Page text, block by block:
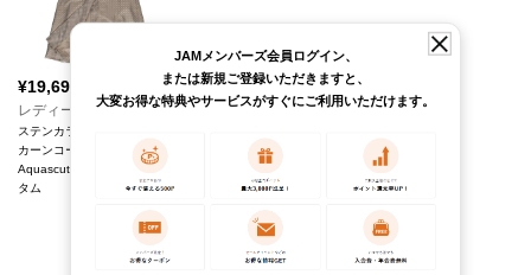
¥19,690
レディースS
ステンカラーコート バルマ
カーンコート
Aquascutum/アクアスキュー
タム
/25
JAMメンバーズ会員ログイン、
または新規ご登録いただきますと、
大変お得な特典やサービスがすぐにご利用いただけます。